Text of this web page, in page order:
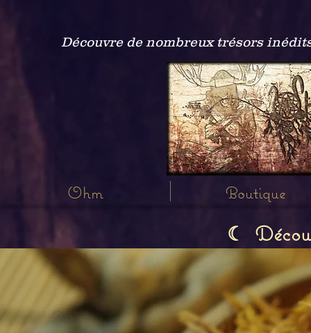
Découvre de nombreux trésors
Ohm Boutique
☾